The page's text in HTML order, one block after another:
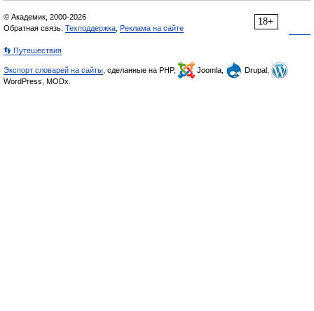
18+
© Академик, 2000-2026
Обратная связь: Техподдержка Реклама на сайте
👣 Путешествия
Экспорт словарей на сайты , сделанные на PHP, Joomla,
Drupal,
WordPress, MODx.